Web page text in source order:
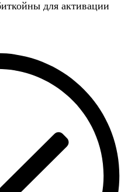
для активации